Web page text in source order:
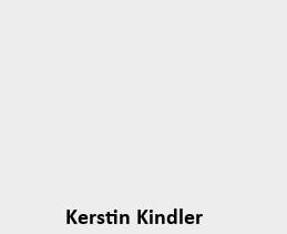
Kerstin Kindler